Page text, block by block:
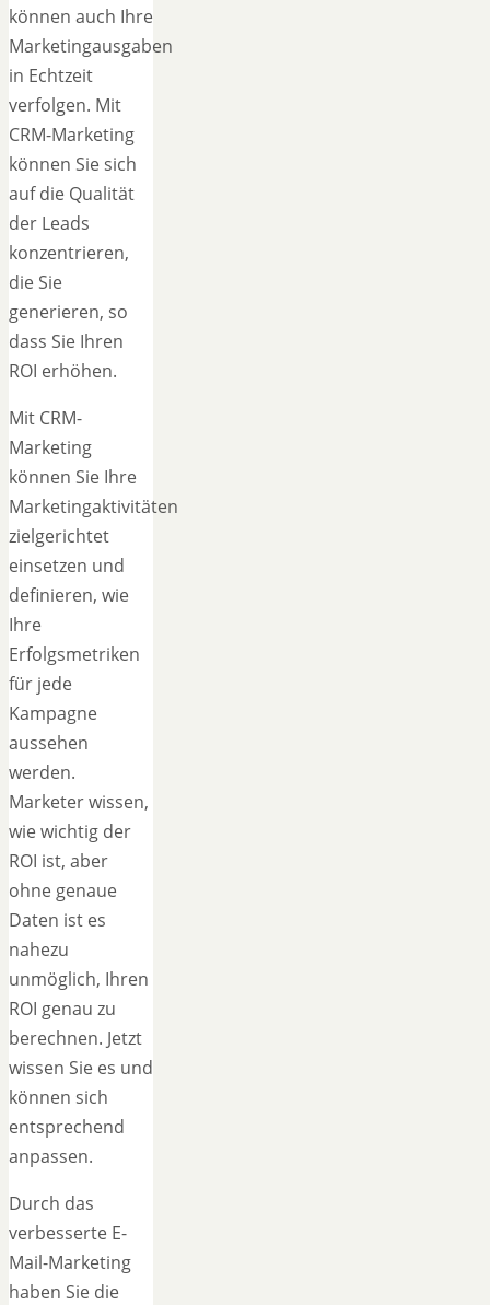
können auch Ihre
Marketingausgaben
in Echtzeit
verfolgen. Mit
CRM-Marketing
können Sie sich
auf die Qualität
der Leads
konzentrieren,
die Sie
generieren, so
dass Sie Ihren
ROI erhöhen.
Mit CRM-
Marketing
können Sie Ihre
Marketingaktivitäten
zielgerichtet
einsetzen und
definieren, wie
Ihre
Erfolgsmetriken
für jede
Kampagne
aussehen
werden.
Marketer wissen,
wie wichtig der
ROI ist, aber
ohne genaue
Daten ist es
nahezu
unmöglich, Ihren
ROI genau zu
berechnen. Jetzt
wissen Sie es und
können sich
entsprechend
anpassen.
Durch das
verbesserte E-
Mail-Marketing
haben Sie die